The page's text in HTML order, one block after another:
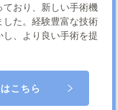
おり、新しい手術機
た。経験豊富な技術
、より良い手術を提
こちら